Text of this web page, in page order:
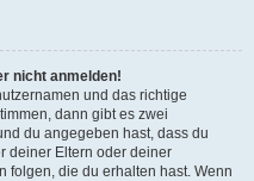
nicht anmelden!
und das richtige
dann gibt es zwei
du angegeben hast, dass du
deiner Eltern oder deiner
folgen, die du erhalten hast. Wenn